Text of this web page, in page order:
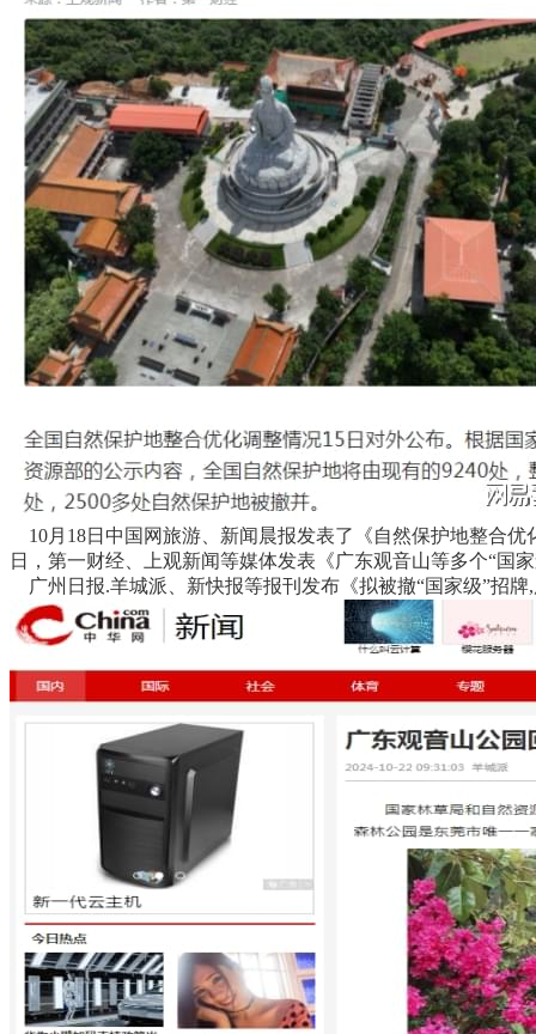
10月18日中国网旅游、新闻晨报发表了《自然保护地整合优
日，第一财经、上观新闻等媒体发表《广东观音山等多个“国
广州日报.羊城派、新快报等报刊发布《拟被撤“国家级”招